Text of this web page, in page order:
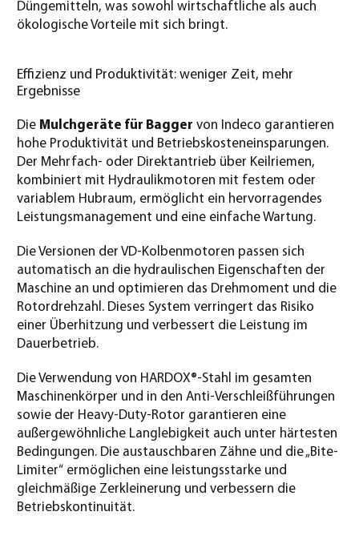
Düngemitteln, was sowohl wirtschaftliche als auch
ökologische Vorteile mit sich bringt.
Effizienz und Produktivität: weniger Zeit, mehr
Ergebnisse
Die Mulchgeräte für Bagger von Indeco garantieren
hohe Produktivität und Betriebskosteneinsparungen.
Der Mehrfach- oder Direktantrieb über Keilriemen,
kombiniert mit Hydraulikmotoren mit festem oder
variablem Hubraum, ermöglicht ein hervorragendes
Leistungsmanagement und eine einfache Wartung.
Die Versionen der VD-Kolbenmotoren passen sich
automatisch an die hydraulischen Eigenschaften der
Maschine an und optimieren das Drehmoment und die
Rotordrehzahl. Dieses System verringert das Risiko
einer Überhitzung und verbessert die Leistung im
Dauerbetrieb.
Die Verwendung von HARDOX®-Stahl im gesamten
Maschinenkörper und in den Anti-Verschleißführungen
sowie der Heavy-Duty-Rotor garantieren eine
außergewöhnliche Langlebigkeit auch unter härtesten
Bedingungen. Die austauschbaren Zähne und die „Bite-
Limiter“ ermöglichen eine leistungsstarke und
gleichmäßige Zerkleinerung und verbessern die
Betriebskontinuität.